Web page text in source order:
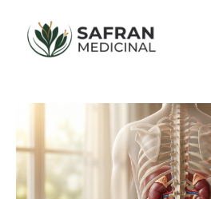
contenu